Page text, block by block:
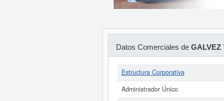
Datos Comerciales de GALVEZ
Estructura Corporativa
Administrador Único